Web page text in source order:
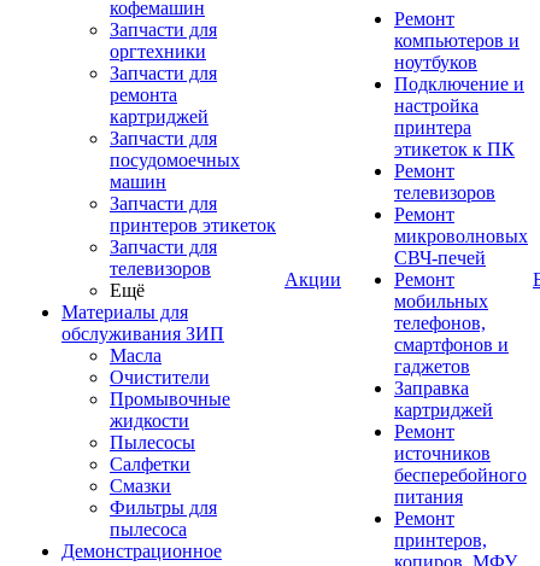
кофемашин
Запчасти для
оргтехники
Запчасти для
ремонта
картриджей
Запчасти для
посудомоечных
машин
Запчасти для
принтеров этикеток
Запчасти для
телевизоров
Ещё
Материалы для
обслуживания ЗИП
Масла
Очистители
Промывочные
жидкости
Пылесосы
Салфетки
Смазки
Фильтры для
пылесоса
Демонстрационное
Акции
Ремонт
компьютеров и
ноутбуков
Подключение и
настройка
принтера
этикеток к ПК
Ремонт
телевизоров
Ремонт
микроволновых
СВЧ-печей
Ремонт
мобильных
телефонов,
смартфонов и
гаджетов
Заправка
картриджей
Ремонт
источников
бесперебойного
питания
Ремонт
принтеров,
копиров, МФУ